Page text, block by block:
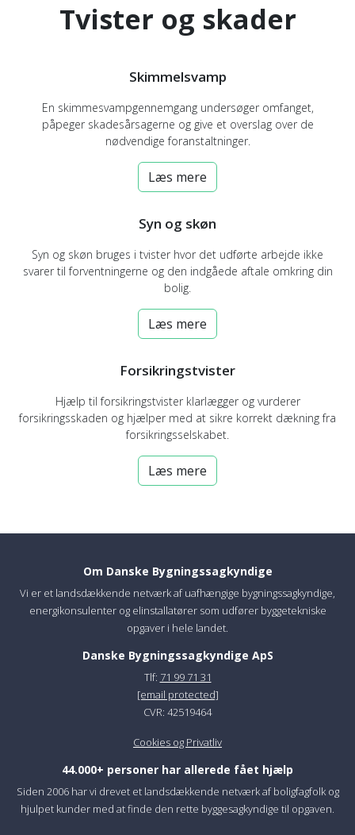
Tvister og skader
Skimmelsvamp
En skimmesvampgennemgang undersøger omfanget,
påpeger skadesårsagerne og give et overslag over de
nødvendige foranstaltninger.
Læs mere
Syn og skøn
Syn og skøn bruges i tvister hvor det udførte arbejde ikke
svarer til forventningerne og den indgåede aftale omkring din
bolig.
Læs mere
Forsikringstvister
Hjælp til forsikringstvister klarlægger og vurderer
forsikringsskaden og hjælper med at sikre korrekt dækning fra
forsikringsselskabet.
Læs mere
Om Danske Bygningssagkyndige
Vi er et landsdækkende netværk af uafhængige bygningssagkyndige,
energikonsulenter og elinstallatører som udfører byggetekniske
opgaver i hele landet.
Danske Bygningssagkyndige ApS
Tlf: 71 99 71 31
[email protected]
CVR: 42519464
Cookies og Privatliv
44.000+ personer har allerede fået hjælp
Siden 2006 har vi drevet et landsdækkende netværk af boligfagfolk og
hjulpet kunder med at finde den rette byggesagkyndige til opgaven.